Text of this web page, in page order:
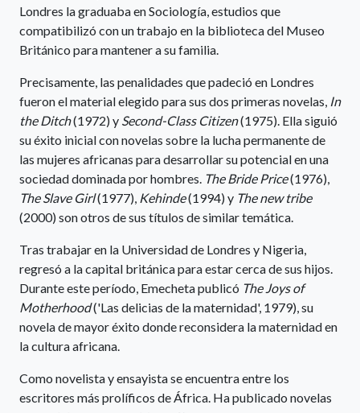
Londres la graduaba en Sociología, estudios que
compatibilizó con un trabajo en la biblioteca del Museo
Británico para mantener a su familia.
Precisamente, las penalidades que padeció en Londres
fueron el material elegido para sus dos primeras novelas, In
the Ditch(1972) y Second-Class Citizen(1975). Ella siguió
su éxito inicial con novelas sobre la lucha permanente de
las mujeres africanas para desarrollar su potencial en una
sociedad dominada por hombres. The Bride Price(1976),
The Slave Girl(1977), Kehinde(1994) y The new tribe
(2000) son otros de sus títulos de similar temática.
Tras trabajar en la Universidad de Londres y Nigeria,
regresó a la capital británica para estar cerca de sus hijos.
Durante este período, Emecheta publicó The Joys of
Motherhood('Las delicias de la maternidad', 1979), su
novela de mayor éxito donde reconsidera la maternidad en
la cultura africana.
Como novelista y ensayista se encuentra entre los
escritores más prolíficos de África. Ha publicado novelas